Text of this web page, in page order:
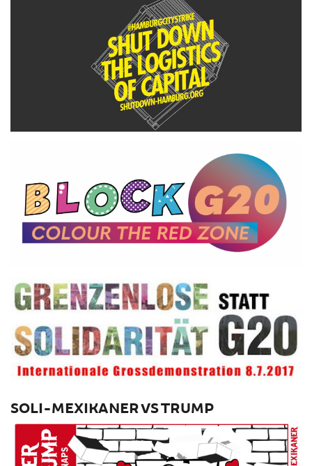
SOLI-MEXIKANER VS TRUMP